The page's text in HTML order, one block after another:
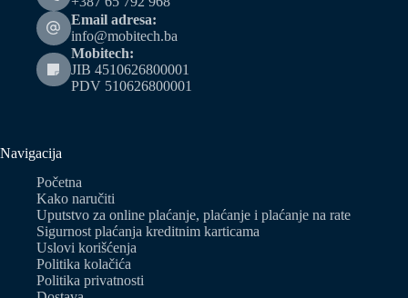
Email adresa:
info@mobitech.ba
Mobitech:
JIB 4510626800001
PDV 510626800001
Navigacija
Početna
Kako naručiti
Uputstvo za online plaćanje, plaćanje i plaćanje na rate
Sigurnost plaćanja kreditnim karticama
Uslovi korišćenja
Politika kolačića
Politika privatnosti